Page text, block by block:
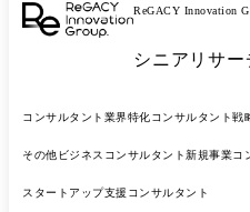
ReGACY Innovation
シニアリサー
コンサルタント 業界特化コンサルタント戦
その他ビジネスコンサルタント新規事業コ
スタートアップ支援コンサルタント